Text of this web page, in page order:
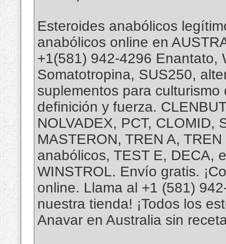
Esteroides anabólicos
anabólicos online en
+1(581) 942-4296 Enantato,
Somatotropina, SUS250,
suplementos para
definición y fuerza.
NOLVADEX, PCT, CLOMID,
MASTERON, TREN A,
anabólicos, TEST E, DECA,
WINSTROL. Envío gratis.
online. Llama al +1 (581)
nuestra tienda! ¡Todos los
Anavar en Australia sin